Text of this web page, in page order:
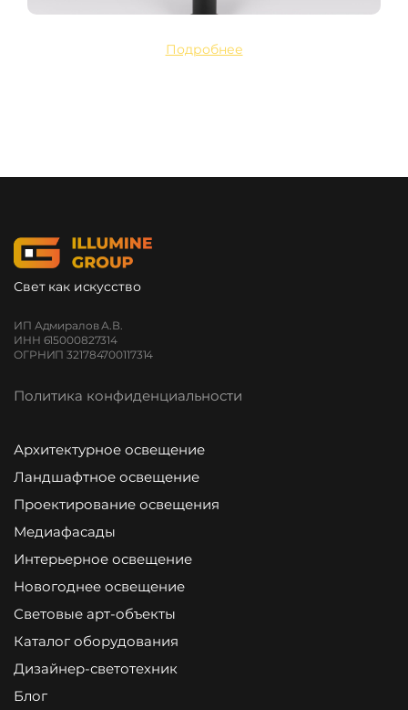
Подробнее
Свет как искусство
ИП Адмиралов А.В.
ИНН 615000827314
ОГРНИП 321784700117314
Политика конфиденциальности
Архитектурное освещение
Ландшафтное освещение
Проектирование освещения
Медиафасады
Интерьерное освещение
Новогоднее освещение
Световые арт-объекты
Каталог оборудования
Дизайнер-светотехник
Блог